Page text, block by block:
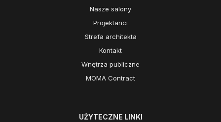
Nasze salony
Projektanci
Strefa architekta
Kontakt
Wnętrza publiczne
MOMA Contract
UŻYTECZNE LINKI